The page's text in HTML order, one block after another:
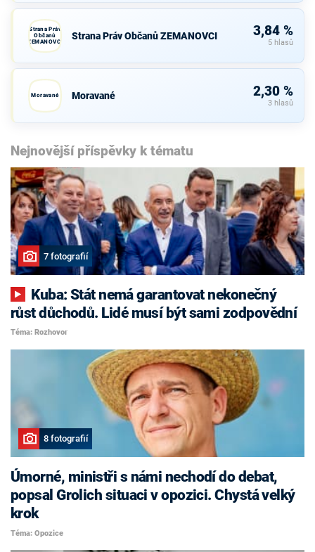
Strana Práv
Občanů
ZEMANOVCI
Strana Práv Občanů ZEMANOVCI 3,84 %
5 hlasů
Moravané Moravané 2,30 %
3 hlasů
Nejnovější příspěvky k tématu
7 fotografií
růst důchodů. Lidé musí být sami zodpovědní
Téma: Rozhovor
8 fotografií
Úmorné, ministři s námi nechodí do debat,
popsal Grolich situaci v opozici. Chystá velký
krok
Téma: Opozice